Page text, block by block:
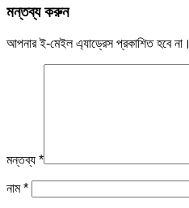
মন্তব্য করুন
আপনার ই-মেইল এ্যাড্রেস প্রকাশিত হবে না।
মন্তব্য *
নাম*